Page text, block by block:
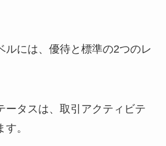
ルには、優待と標準の2つのレ
ータスは、取引アクティビテ
。